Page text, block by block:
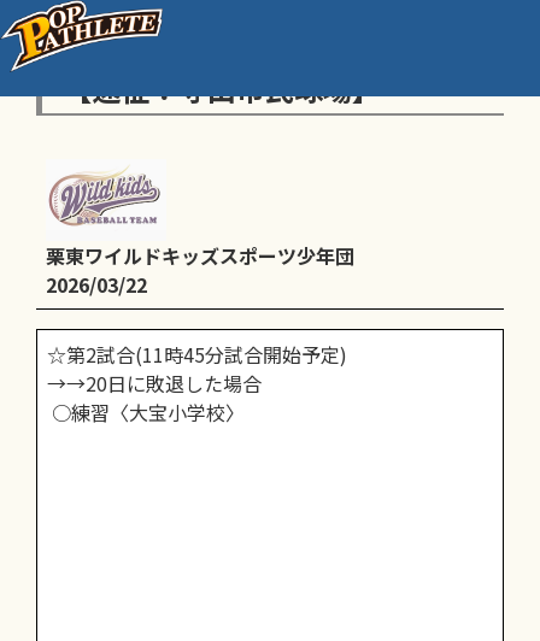
A：全学童湖南地区予選 2回戦
【遠征：守山市民球場】
栗東ワイルドキッズスポーツ少年団
2026/03/22
☆第2試合(11時45分試合開始予定)
→→20日に敗退した場合
○練習〈大宝小学校〉